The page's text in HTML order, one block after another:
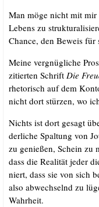
Man möge nicht mit mir
Lebens zu
Chan­ce, den Beweis für
Mei­ne ver­gnüg­li­che
zitier­ten Schrift Die
rhe­to­risch auf dem
nicht dort stür­zen, wo
Nichts ist dort gesagt
der­li­che Spal­tung von
zu genie­ßen, Schein zu
dass die Rea­li­tät jeder
niert, dass sie von sich
also abwech­selnd zu
Wahrheit.